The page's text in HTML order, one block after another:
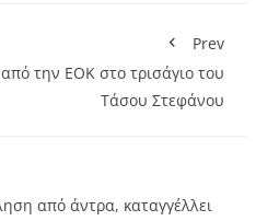
Prev
την ΕΟΚ στο τρισάγιο του
Τάσου Στεφάνου
από άντρα, καταγγέλλει